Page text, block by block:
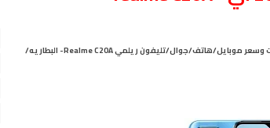
مرْحبـــاً بكـم ، نقدم لكم في هذا المقال مواصفات وسعر موبايل/هاتف/جوال/تليفون ريلمي Realme C20A- البطاريه/